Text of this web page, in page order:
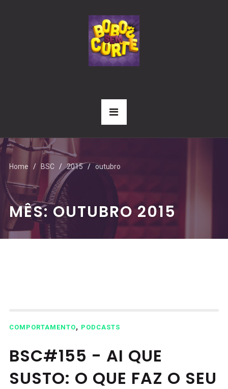
Home BSC 2015 outubro
MÊS:OUTUBRO 2015
COMPORTAMENTO, PODCASTS
BSC#155 - AI QUE
SUSTO: O QUE FAZ O SEU